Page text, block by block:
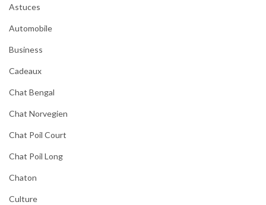
Astuces
Automobile
Business
Cadeaux
Chat Bengal
Chat Norvegien
Chat Poil Court
Chat Poil Long
Chaton
Culture